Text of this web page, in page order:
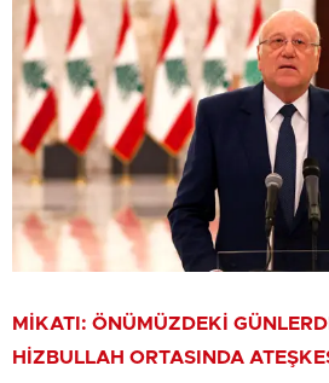
MİKATI: ÖNÜMÜZDEKİ
HİZBULLAH ORTASINDA